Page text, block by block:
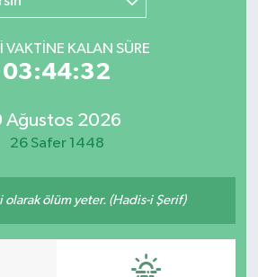
VAKTİNE KALAN SÜRE
03:44:32
Ağustos 2026
26 Safer 1448
olarak ölüm yeter. (Hadis-i Şerif)